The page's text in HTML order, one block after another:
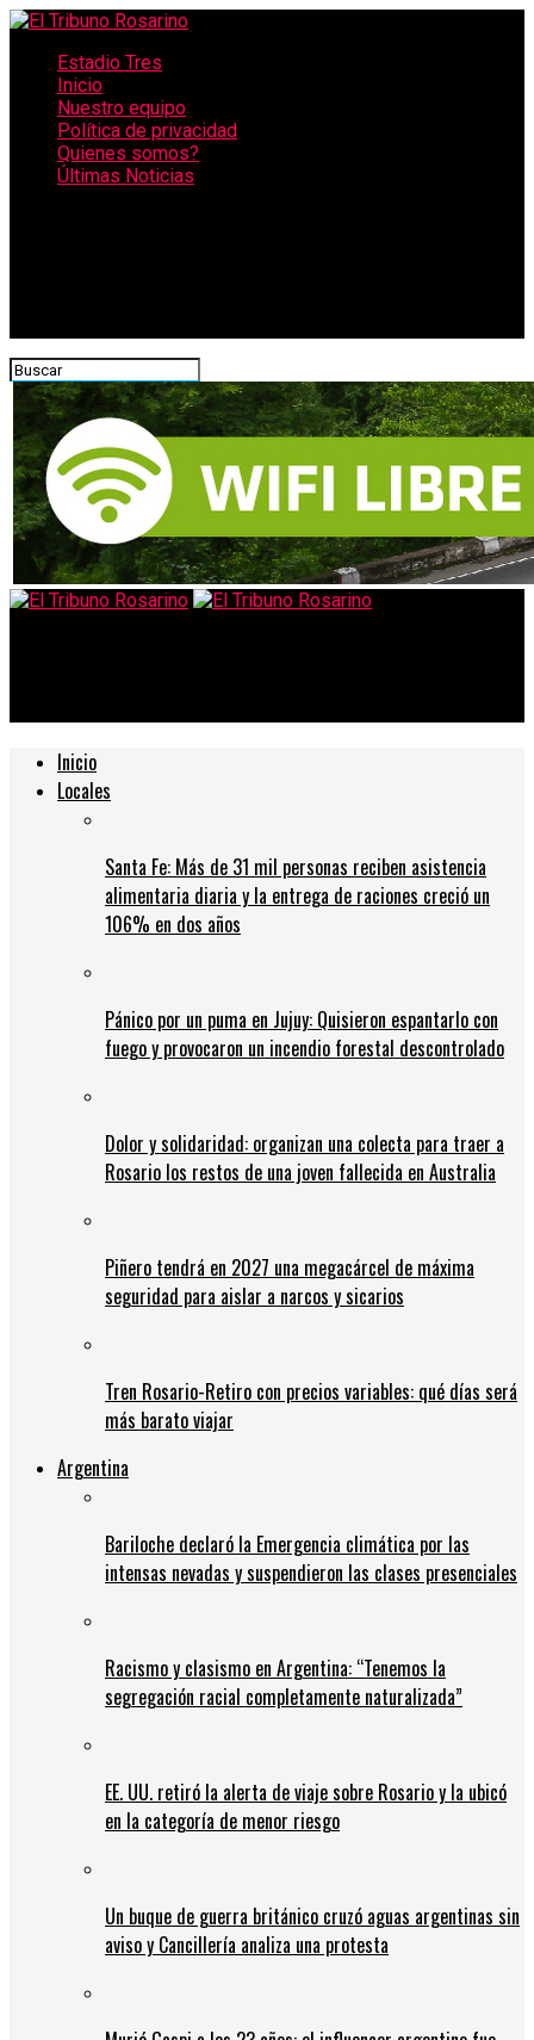
Estadio Tres
Inicio
Nuestro equipo
Política de privacidad
Quienes somos?
Últimas Noticias
Inicio
Locales
Santa Fe: Más de 31 mil personas reciben asistencia
alimentaria diaria y la entrega de raciones creció un
106% en dos años
Pánico por un puma en Jujuy: Quisieron espantarlo con
fuego y provocaron un incendio forestal descontrolado
Dolor y solidaridad: organizan una colecta para traer a
Rosario los restos de una joven fallecida en Australia
Piñero tendrá en 2027 una megacárcel de máxima
seguridad para aislar a narcos y sicarios
Tren Rosario-Retiro con precios variables: qué días será
más barato viajar
Argentina
Bariloche declaró la Emergencia climática por las
intensas nevadas y suspendieron las clases presenciales
Racismo y clasismo en Argentina: “Tenemos la
segregación racial completamente naturalizada”
EE. UU. retiró la alerta de viaje sobre Rosario y la ubicó
en la categoría de menor riesgo
Un buque de guerra británico cruzó aguas argentinas sin
aviso y Cancillería analiza una protesta